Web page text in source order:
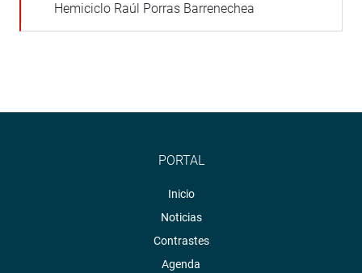
Hemiciclo Raúl Porras Barrenechea
PORTAL
Inicio
Noticias
Contrastes
Agenda